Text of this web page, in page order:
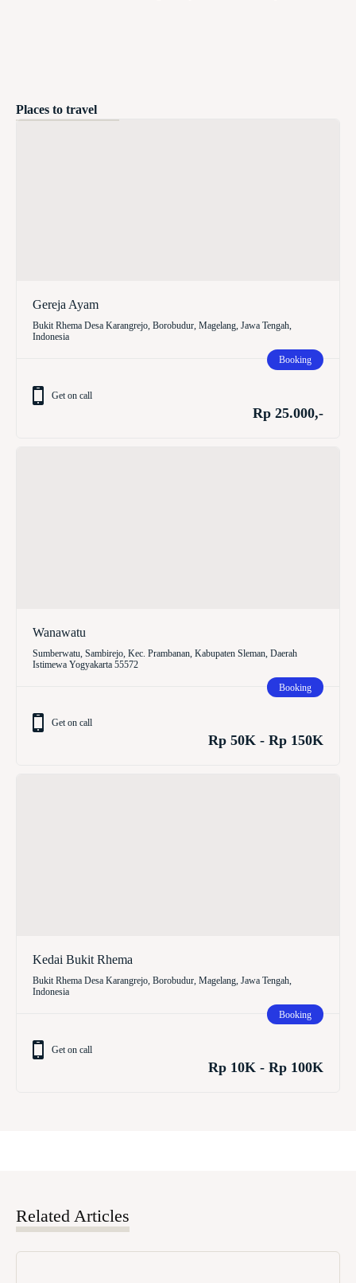
Places to travel
Gereja Ayam
Bukit Rhema Desa Karangrejo, Borobudur, Magelang, Jawa Tengah,
Indonesia
Booking
Get on call
Rp 25.000,-
Wanawatu
Sumberwatu, Sambirejo, Kec. Prambanan, Kabupaten Sleman, Daerah
Istimewa Yogyakarta 55572
Booking
Get on call
Rp 50K - Rp 150K
Kedai Bukit Rhema
Bukit Rhema Desa Karangrejo, Borobudur, Magelang, Jawa Tengah,
Indonesia
Booking
Get on call
Rp 10K - Rp 100K
Related Articles